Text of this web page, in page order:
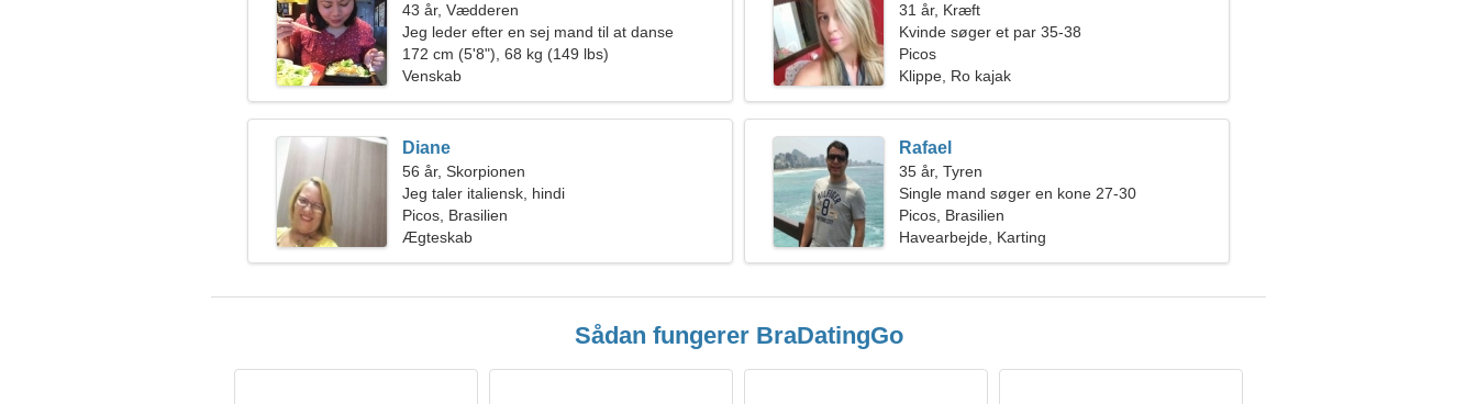
43 år, Vædderen
Jeg leder efter en sej mand til at danse
sammen
172 cm (5'8"), 68 kg (149 lbs)
Venskab
31 år, Kræft
Kvinde søger et par 35-38
Picos
Klippe, Ro kajak
Diane
56 år, Skorpionen
Jeg taler italiensk, hindi
Picos, Brasilien
Ægteskab
Rafael
35 år, Tyren
Single mand søger en kone 27-30
Picos, Brasilien
Havearbejde, Karting
Sådan fungerer BraDatingGo